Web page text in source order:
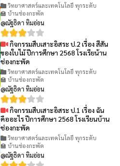
วิทยาศาสตร์และเทคโนโลยี ทุกระดับ
🏫 บ้านช่องกะพัด
@ณัฐธิดา ทิมอ่อน
กิจกรรมสืบเสาะอิสระ ป.2 เรื่อง สีสัน
ของใบไม้ ปีการศึกษา 2568 โรงเรียน้าน
ช่องกะพัด
วิทยาศาสตร์และเทคโนโลยี ทุกระดับ
🏫 บ้านช่องกะพัด
@ณัฐธิดา ทิมอ่อน
กิจกรรมสืบเสาะอิสระ ป.1 เรื่อง ฉัน
คืออะไร ปีการศึกษา 2568 โรงเรียนบ้าน
ช่องกะพัด
วิทยาศาสตร์และเทคโนโลยี ทุกระดับ
🏫 บ้านช่องกะพัด
@ณัฐธิดา ทิมอ่อน